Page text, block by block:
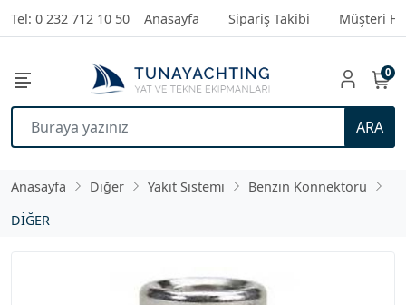
Tel: 0 232 712 10 50 Anasayfa Sipariş Takibi Müşteri
ARA
0
Anasayfa Diğer Yakıt Sistemi
Benzin Konnektörü
DİĞER